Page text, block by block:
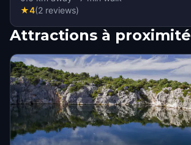
★4(2 reviews)
Attractions à proximité